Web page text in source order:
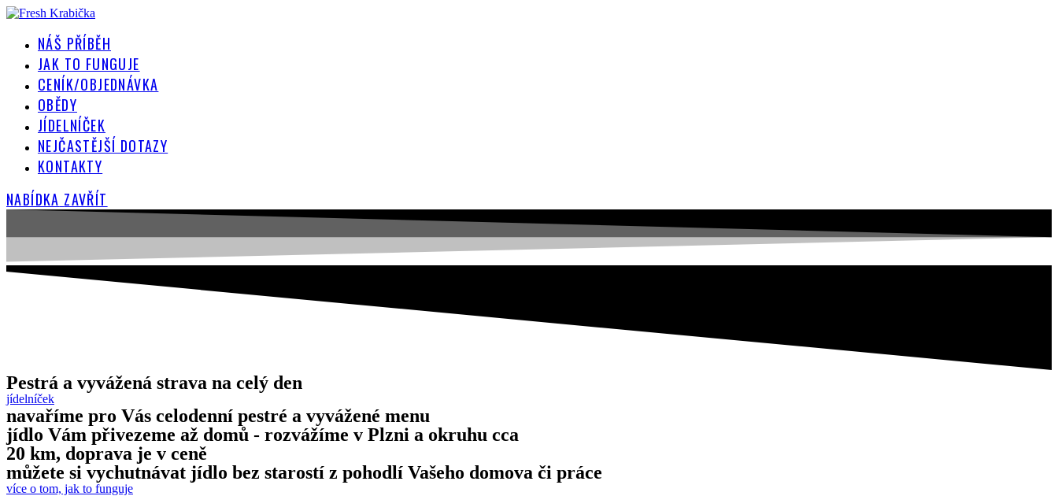
Přejít
obsahuNÁŠ PŘÍBĚH
JAK TO FUNGUJE
CENÍK/OBJEDNÁVKA
OBĚDY
JÍDELNÍČEK
NEJČASTĚJŠÍ DOTAZY
KONTAKTY
NABÍDKA ZAVŘÍT
Pestrá a vyvážená strava na celý den
jídelníček
navaříme pro Vás celodenní pestré a vyvážené menu
jídlo Vám přivezeme až domů - rozvážíme v Plzni a okruhu cca
20 km, doprava je v ceně
můžete si vychutnávat jídlo bez starostí z pohodlí Vašeho domova či práce
více o tom, jak to funguje